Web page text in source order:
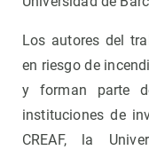
Los autores del
en riesgo de
y forman parte
instituciones de
CREAF, la